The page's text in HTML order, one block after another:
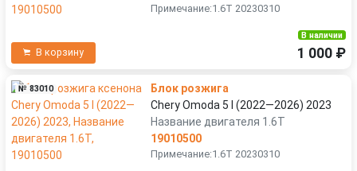
Примечание:1.6T 20230310
В корзину
В наличии
1 000 ₽
№ 83010
Блок розжига
Chery Omoda 5 I (2022—2026) 2023
Название двигателя 1.6T
19010500
Примечание:1.6T 20230310